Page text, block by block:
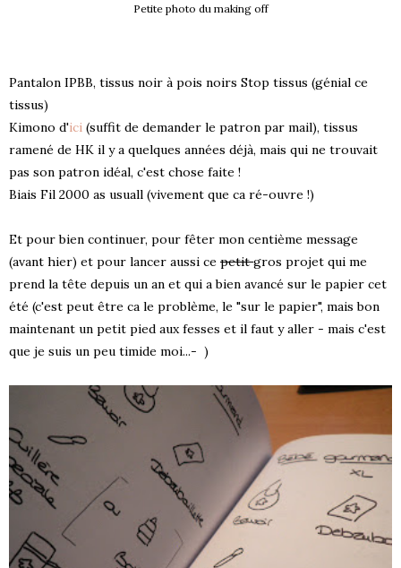
Petite photo du making off
Pantalon IPBB, tissus noir à pois noirs Stop tissus (génial ce
tissus)
Kimono d'ici (suffit de demander le patron par mail), tissus
ramené de HK il y a quelques années déjà, mais qui ne trouvait
pas son patron idéal, c'est chose faite !
Biais Fil 2000 as usuall (vivement que ca ré-ouvre !)
Et pour bien continuer, pour fêter mon centième message
(avant hier) et pour lancer aussi ce petitgros projet qui me
prend la tête depuis un an et qui a bien avancé sur le papier cet
été (c'est peut être ca le problème, le "sur le papier", mais bon
maintenant un petit pied aux fesses et il faut y aller - mais c'est
que je suis un peu timide moi...- )